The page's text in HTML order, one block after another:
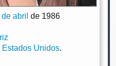
abril de 1986
Estados Unidos.